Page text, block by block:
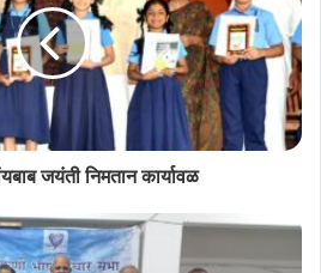
नाट्य महोत्सवात सादर जातलें ‘देश राग’
11, 2026
शिक्षक अनील पै हांणी वेंचणूक अधिकारी
जयंती निमतान कार्यावळ